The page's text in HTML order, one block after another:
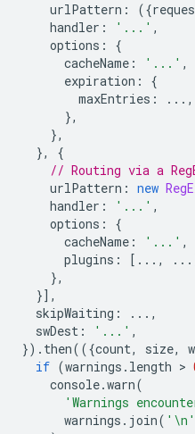
urlPattern : ({
handler : '...' ,
options :
{
cacheName : '...' ,
expiration :
{
maxEntries :
...,
},
},
},
{
// Routing via a
urlPattern : new
handler : '...' ,
options :
{
cacheName : '...' ,
plugins : [...,
},
}],
skipWaiting :
...,
swDest : '...' ,
}). then(({count, size,
if (warnings . length >
console.warn(
'Warnings
warnings . join( '\n'